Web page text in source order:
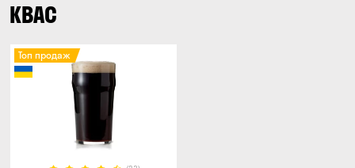
КВАС
Топ продаж